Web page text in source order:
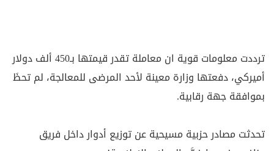
ترددت معلومات قوية ان معاملة تقدر قيمتها بـ450 ألف دولار
أميركي، دفعتها وزارة معينة لأحد المرضى للمعالجة، ‏لم تحظَ
بموافقة جهة رقابية‎.
تحدثت مصادر حزبية مسيحية عن توزيع أدوار داخل فريق